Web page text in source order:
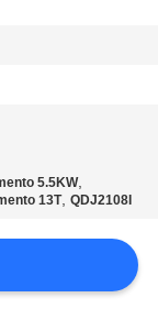
5.5KW,
13T,QDJ2108I